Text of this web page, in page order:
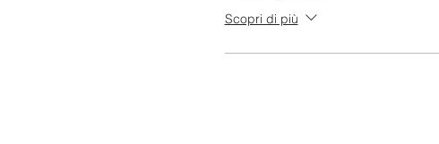
Scopri di più